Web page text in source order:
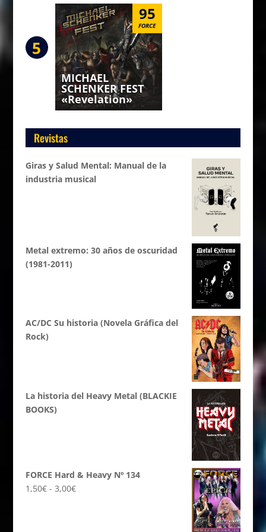
5
95
FORCE
MICHAEL
SCHENKER FEST
«Revelation»
Revistas
Giras y Salud Mental: Manual de la
industria musical
Metal extremo: 30 años de oscuridad
(1981-2011)
AC/DC Su historia (Novela Gráfica del
Rock)
La historia del Heavy Metal (BLACKIE
BOOKS)
FORCE Hard & Heavy Nº 134
1,50€ - 3,00€Rango